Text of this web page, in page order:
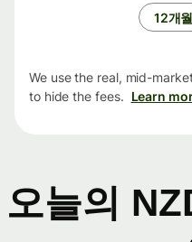
12개월
We use the real, mid-
to hide the fees. Learn
오늘의